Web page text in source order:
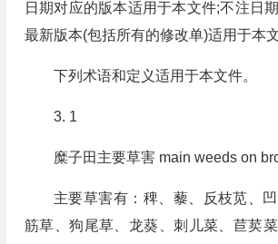
日期对应的版本适用于本文件;不注日
最新版本(包括所有的修改单)适用于本文
下列术语和定义适用于本文件。
3. 1
糜子田主要草害 main weeds on
主要草害有：稗、藜、反枝苋、
筋草、狗尾草、龙葵、刺儿菜、苣荬